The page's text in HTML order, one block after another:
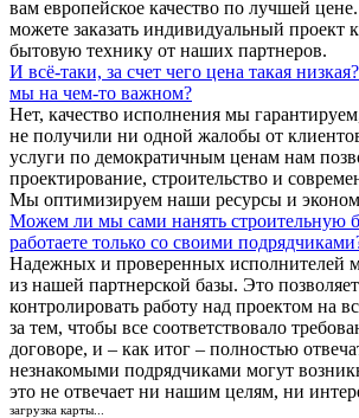
вам европейское качество по лучшей
можете заказать индивидуальный проект
бытовую технику от наших партнеров.
И всё-таки, за счет чего цена такая
мы на чем-то важном?
Нет, качество исполнения мы
не получили ни одной жалобы от
услуги по демократичным ценам нам
проектирование, строительство и
Мы оптимизируем наши ресурсы и
Можем ли мы сами нанять строительную
работаете только со своими
Надежных и проверенных исполнителей
из нашей партнерской базы. Это
контролировать работу над проектом на
за тем, чтобы все соответствовало
договоре, и – как итог – полностью
незнакомыми подрядчиками могут
это не отвечает ни нашим целям, ни
загрузка карты...